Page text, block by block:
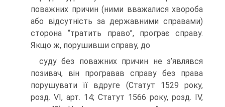
поважних причин (ними вважалися хвороба
або відсутність за державними справами)
сторона “тратить право”, програє справу.
Якщо ж, порушивши справу, до
суду без поважних причин не з’являвся
позивач, він програвав справу без права
порушувати її вдруге (Статут 1529 року,
розд. VI, арт. 14; Статут 1566 року, розд. IV,